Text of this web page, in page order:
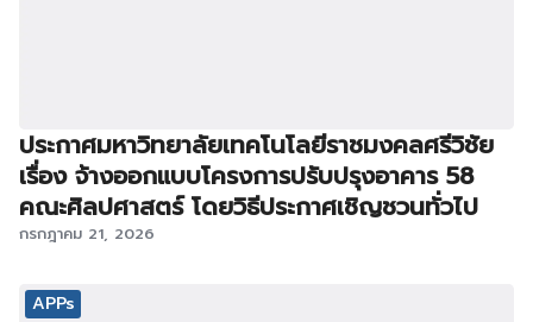
ประกาศมหาวิทยาลัยเทคโนโลยีราชมงคลศรีวิชัย
เรื่อง จ้างออกแบบโครงการปรับปรุงอาคาร 58
คณะศิลปศาสตร์ โดยวิธีประกาศเชิญชวนทั่วไป
กรกฎาคม 21, 2026
APPs